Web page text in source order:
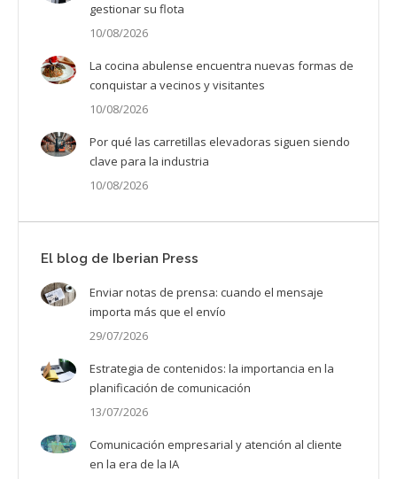
gestionar su flota
10/08/2026
La cocina abulense encuentra nuevas formas de
conquistar a vecinos y visitantes
10/08/2026
Por qué las carretillas elevadoras siguen siendo
clave para la industria
10/08/2026
El blog de Iberian Press
Enviar notas de prensa: cuando el mensaje
importa más que el envío
29/07/2026
Estrategia de contenidos: la importancia en la
planificación de comunicación
13/07/2026
Comunicación empresarial y atención al cliente
en la era de la IA